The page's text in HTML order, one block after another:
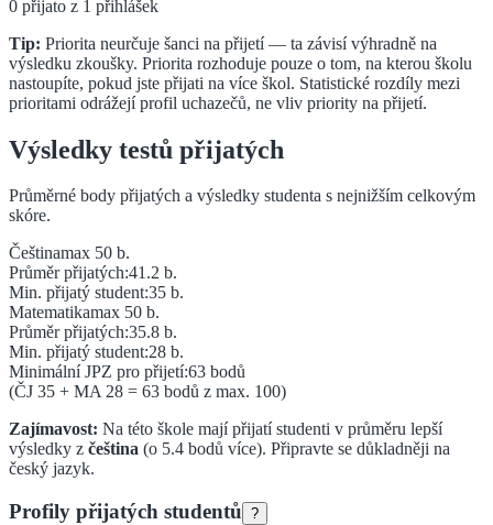
0 přijato z 1 přihlášek
Tip: Priorita neurčuje šanci na přijetí — ta závisí výhradně na
výsledku zkoušky. Priorita rozhoduje pouze o tom, na kterou školu
nastoupíte, pokud jste přijati na více škol. Statistické rozdíly mezi
prioritami odrážejí profil uchazečů, ne vliv priority na přijetí.
Výsledky testů přijatých
Průměrné body přijatých a výsledky studenta s nejnižším celkovým
skóre.
Češtinamax 50 b.
Průměr přijatých:41.2 b.
Min. přijatý student:35 b.
Matematikamax 50 b.
Průměr přijatých:35.8 b.
Min. přijatý student:28 b.
Minimální JPZ pro přijetí:63 bodů
(ČJ 35 + MA28 = 63 bodů z max. 100)
Zajímavost: Na této škole mají přijatí studenti v průměru lepší
výsledky z čeština (o 5.4 bodů více). Připravte se důkladněji na
český jazyk.
Profily přijatých studentů ?